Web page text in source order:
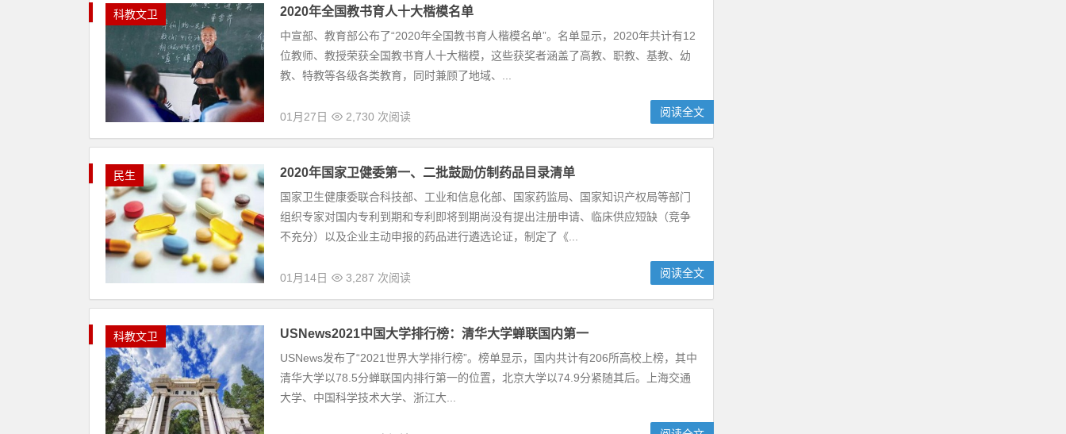
教
卫
USNews发布了“2021世界大学排行榜”。榜单显示，国内共计有206所高校上榜，其中清华大学以78.5分蝉联国内排行第
一的位置，北京大学以74.9分紧随其后。上海交通大学、中国科学技术大学、浙江大...
12月10日 3,841 次阅读 阅读全文
科
教
文
卫
2021泰晤士世界大学各学科排行榜
泰晤士高等教育（THE）发布了“2021泰晤士世界大学学科排行榜”。榜单从各所大学的教学、研究、引文、国际展望和行
12月10日 3,451 次阅读
生
活
榜
2020年全国普通高校中华优秀传统文化传承基地完整名单
教育部体育卫生与艺术教育司发布了“2020年全国普通高校中华优秀传统文化传承基地认定结果”。该榜单根据高校自主申
报、省级教育行政部门推荐、专家遴选，教育部最终拟认定26个基地为2020年全国普通高校中...
科教文卫 2020年中国一般大学（地方双一流）排名：昆明理工大学雄居首位
近日，校友会公布了2020年中国一般大学排名，昆明理工大学综合实力最强，雄居
2020中国一般大学排名首位。上海理工大学第2，浙江工业大学第3，浙江师范大学第
4，河北大学第5，扬州大学第6，杭州电子科技...